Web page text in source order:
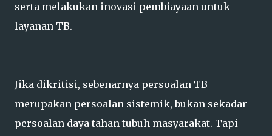
serta melakukan inovasi pembiayaan untuk
layanan TB.
Jika dikritisi, sebenarnya persoalan TB
merupakan persoalan sistemik, bukan sekadar
persoalan daya tahan tubuh masyarakat. Tapi